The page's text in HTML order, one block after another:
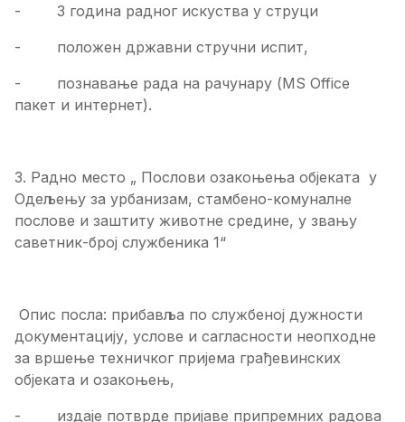
- 3 година радног искуства у струци
- положен државни стручни испит,
- познавање рада на рачунару (MS Office
пакет и интернет).
3. Радно место „ Послови озакоњења објеката у
Одељењу за урбанизам, стамбено-комуналне
послове и заштиту животне средине, у звању
саветник-број службеника 1“
Опис посла: прибавља по службеној дужности
документацију, услове и сагласности неопходне
за вршење техничког пријема грађевинских
објеката и озакоњењ,
- издаје потврде пријаве припремних радова